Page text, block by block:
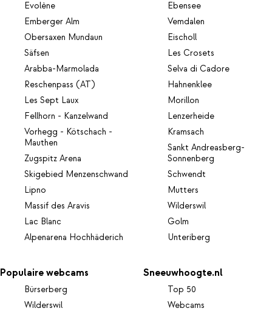
Evolène
Emberger Alm
Obersaxen Mundaun
Säfsen
Arabba-Marmolada
Reschenpass (AT)
Les Sept Laux
Fellhorn - Kanzelwand
Vorhegg - Kötschach -
Mauthen
Zugspitz Arena
Skigebied Menzenschwand
Lipno
Massif des Aravis
Lac Blanc
Alpenarena Hochhäderich
Ebensee
Vemdalen
Eischoll
Les Crosets
Selva di Cadore
Hahnenklee
Morillon
Lenzerheide
Kramsach
Sankt Andreasberg-
Sonnenberg
Schwendt
Mutters
Wilderswil
Golm
Unteriberg
Populaire webcams
Bürserberg
Wilderswil
Sneeuwhoogte.nl
Top 50
Webcams